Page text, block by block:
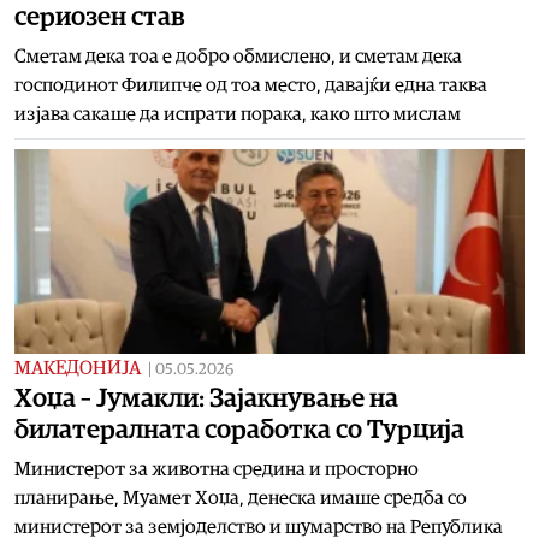
сериозен став
Сметам дека тоа е добро обмислено, и сметам дека
господинот Филипче од тоа место, давајќи една таква
изјава сакаше да испрати порака, како што мислам
МАКЕДОНИЈА 05.05.2026
Хоџа – Јумакли: Зајакнување на
билатералната соработка со Турција
Министерот за животна средина и просторно
планирање, Муамет Хоџа, денеска имаше средба со
министерот за земјоделство и шумарство на Република